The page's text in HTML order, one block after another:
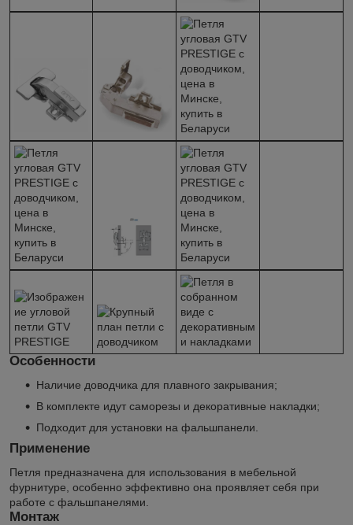
Особенности
Наличие доводчика для плавного закрывания;
В комплекте идут саморезы и декоративные накладки;
Подходит для установки на фальшпанели.
Применение
Петля предназначена для использования в мебельной
фурнитуре, особенно эффективно она проявляет себя при
работе с фальшпанелями.
Монтаж